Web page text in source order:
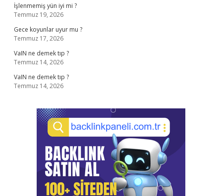
İşlenmemiş yün iyi mi ?
Temmuz 19, 2026
Gece koyunlar uyur mu ?
Temmuz 17, 2026
VaIN ne demek tıp ?
Temmuz 14, 2026
VaIN ne demek tıp ?
Temmuz 14, 2026